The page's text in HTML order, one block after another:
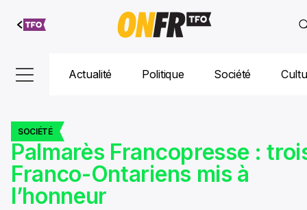
Aller au
contenu
Actualité Politique Société
SOCIÉTÉ
Palmarès Francopresse :
Franco-Ontariens mis à
l’honneur